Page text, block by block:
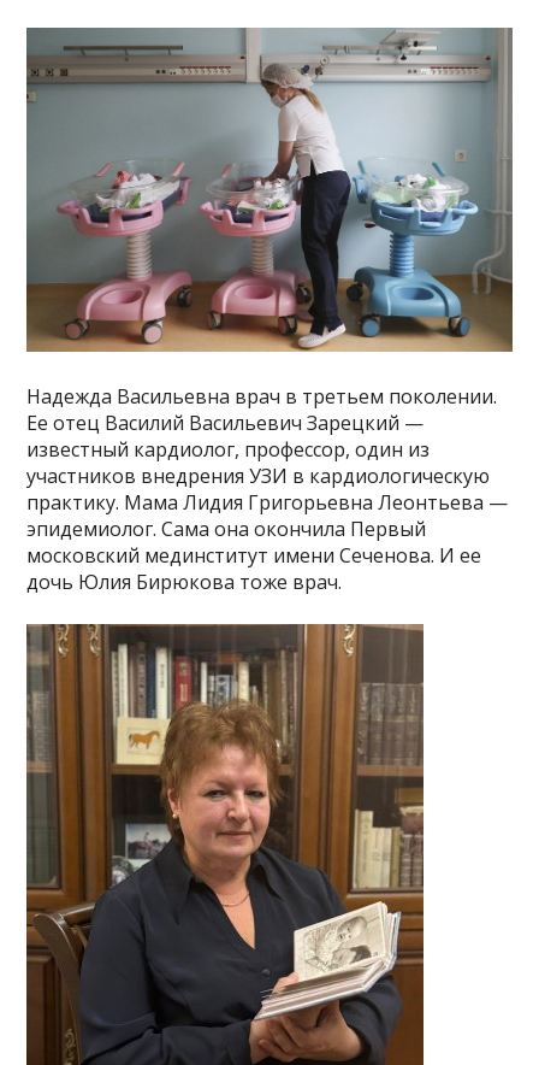
Надежда Васильевна врач в третьем поколении.
Ее отец Василий Васильевич Зарецкий —
известный кардиолог, профессор, один из
участников внедрения УЗИ в кардиологическую
практику. Мама Лидия Григорьевна Леонтьева —
эпидемиолог. Сама она окончила Первый
московский мединститут имени Сеченова. И ее
дочь Юлия Бирюкова тоже врач.